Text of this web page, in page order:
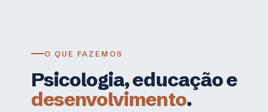
O QUE FAZEMOS
Psicologia, educação e
desenvolvimento.